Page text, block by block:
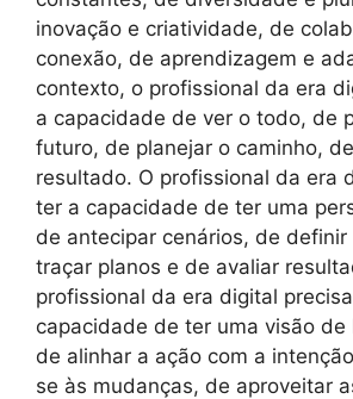
inovação e criatividade, de
conexão, de aprendizagem e
contexto, o profissional da era
a capacidade de ver o todo, de
futuro, de planejar o caminho,
resultado. O profissional da era
ter a capacidade de ter uma
de antecipar cenários, de
traçar planos e de avaliar
profissional da era digital
capacidade de ter uma visão de
de alinhar a ação com a
se às mudanças, de aproveitar